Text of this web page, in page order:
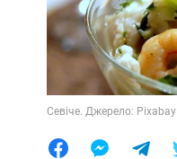
Севіче. Джерело: Pixabay